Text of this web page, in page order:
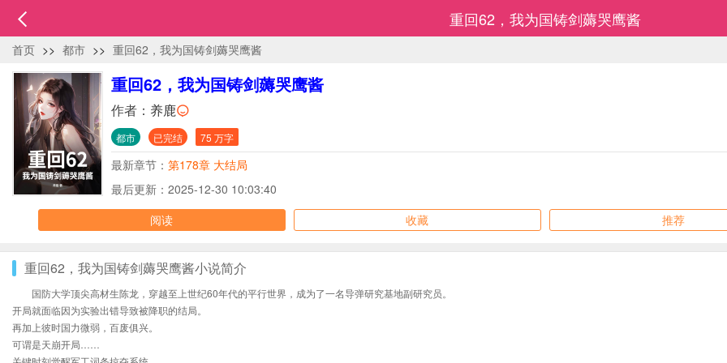
重回62，我为国铸剑薅哭鹰酱
首页 >> 都市 >> 重回62，我为国铸剑薅哭鹰酱
重回62，我为国铸剑薅哭鹰酱
作者： 养鹿
都市 已完结 75 万字
最新章节： 第178章 大结局
最后更新：2025-12-30 10:03:40
阅读
收藏 推荐
重回62，我为国铸剑薅哭鹰酱小说简介
国防大学顶尖高材生陈龙，穿越至上世纪60年代的平行世界，成为了一名导弹研究基地副研究员。
开局就面临因为实验出错导致被降职的结局。
再加上彼时国力微弱，百废俱兴。
可谓是天崩开局……